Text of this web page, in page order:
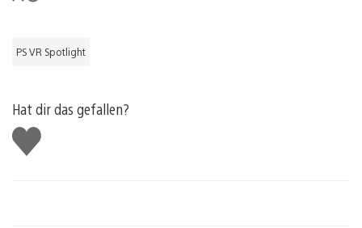
PS VR Spotlight
Hat dir das gefallen?
Gefällt
mir